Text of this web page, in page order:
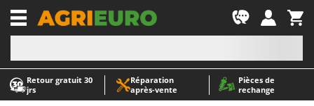
Retour gratuit 30
jrs
Réparation
après‑vente
Pièces de
rechange
-1
A
Abris de jardin
A